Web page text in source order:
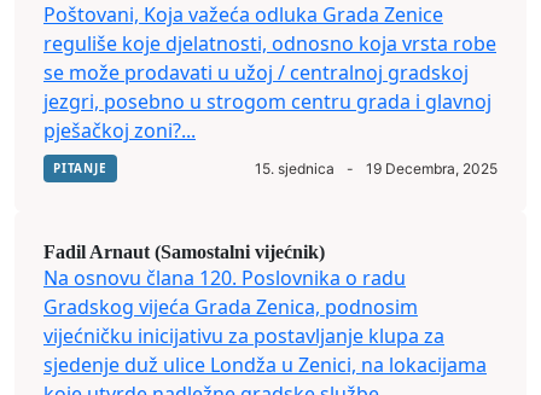
Poštovani, Koja važeća odluka Grada Zenice
reguliše koje djelatnosti, odnosno koja vrsta robe
se može prodavati u užoj / centralnoj gradskoj
jezgri, posebno u strogom centru grada i glavnoj
pješačkoj zoni?...
PITANJE 15. sjednica - 19 Decembra, 2025
Fadil Arnaut (Samostalni vijećnik)
Na osnovu člana 120. Poslovnika o radu
Gradskog vijeća Grada Zenica, podnosim
vijećničku inicijativu za postavljanje klupa za
sjedenje duž ulice Londža u Zenici, na lokacijama